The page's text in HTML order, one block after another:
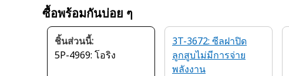
ซื้อพร้อมกันบ่อย ๆ
ชิ้นส่วนนี้:
5P-4969: โอริง
3T-3672: ซีลฝาปิด
ลูกสูบไม่มีการจ่าย
พลังงาน